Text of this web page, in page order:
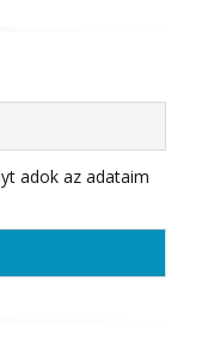
adok az adataim